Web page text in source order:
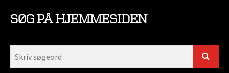
SØG PÅ HJEMMESIDEN